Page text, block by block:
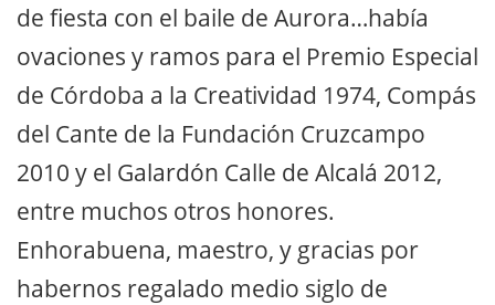
de fiesta con el baile de Aurora…había
ovaciones y ramos para el Premio Especial
de Córdoba a la Creatividad 1974, Compás
del Cante de la Fundación Cruzcampo
2010 y el Galardón Calle de Alcalá 2012,
entre muchos otros honores.
Enhorabuena, maestro, y gracias por
habernos regalado medio siglo de